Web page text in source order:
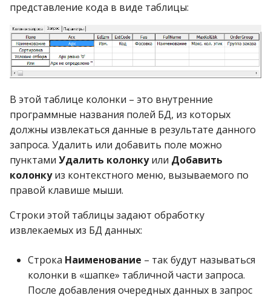
представление кода в виде таблицы:
В этой таблице колонки – это внутренние
программные названия полей БД, из которых
должны извлекаться данные в результате данного
запроса. Удалить или добавить поле можно
пунктами Удалить колонкуили Добавить
колонкуиз контекстного меню, вызываемого по
правой клавише мыши.
Строки этой таблицы задают обработку
извлекаемых из БД данных:
Строка Наименование – так будут называться
колонки в «шапке» табличной части запроса.
После добавления очередных данных в запрос